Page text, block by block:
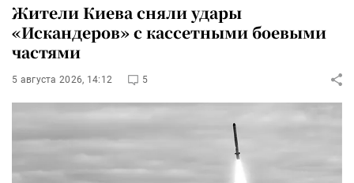
Жители Киева сняли удары
«Искандеров» с кассетными боевыми
частями
5 августа 2026, 14:12 5